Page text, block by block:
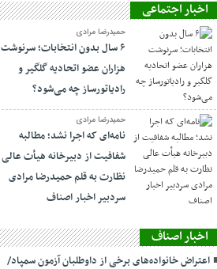
اخبار اجتماعی
حمیدرضا مرادی
۶ سال بدون انتخابات؛ سرنوشت
هزاران عضو اتحادیه گلگیر و
رادیاتورساز چه می‌شود؟
حمیدرضا مرادی
نامه‌ای که اجرا نشد؛ مطالبه
شفافیت از دبیرخانه هیأت عالی
نظارت به قلم حمیدرضا مرادی
سردبیر اخبار اصناف
اخبار اصناف
اعتراض خانواده‌های برخی از داوطلبان آزمون سمپاد/